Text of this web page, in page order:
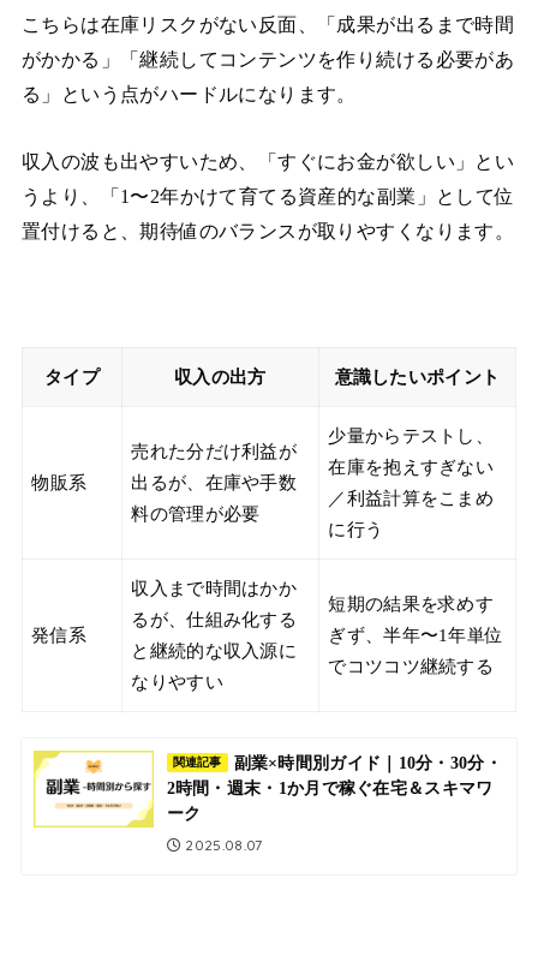
こちらは在庫リスクがない反面、「成果が出るまで時間
がかかる」「継続してコンテンツを作り続ける必要があ
る」という点がハードルになります。
収入の波も出やすいため、「すぐにお金が欲しい」とい
うより、「1〜2年かけて育てる資産的な副業」として位
置付けると、期待値のバランスが取りやすくなります。
タイプ 収入の出方 意識したいポイント
物販系
売れた分だけ利益が
出るが、在庫や手数
料の管理が必要
少量からテストし、
在庫を抱えすぎない
／利益計算をこまめ
に行う
発信系
収入まで時間はかか
るが、仕組み化する
と継続的な収入源に
なりやすい
短期の結果を求めす
ぎず、半年〜1年単位
でコツコツ継続する
関連記事
副業×時間別ガイド｜10分・30分・
2時間・週末・1か月で稼ぐ在宅＆スキマワ
ーク
2025.08.07